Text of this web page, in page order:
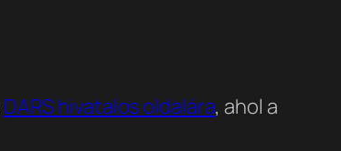
DARS hivatalos oldalára, ahol a